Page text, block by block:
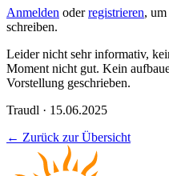
Anmelden oderregistrieren,
schreiben.
Leider nicht sehr informativ,
Moment nicht gut. Kein
Vorstellung geschrieben.
Traudl · 15.06.2025
← Zurück zur Übersicht